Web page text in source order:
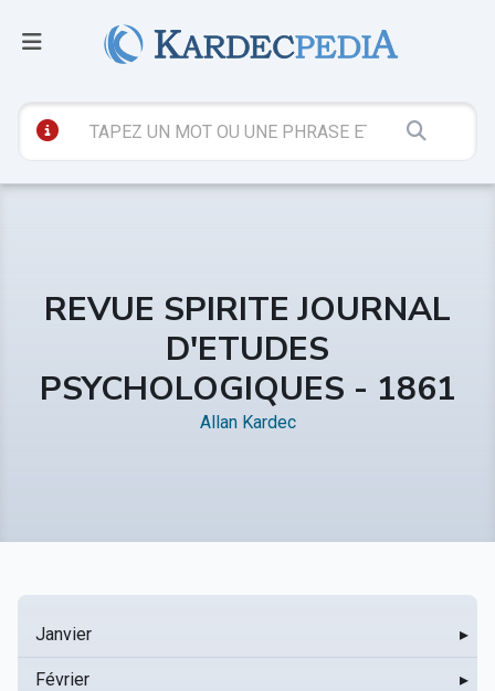
REVUE SPIRITE JOURNAL
D'ETUDES
PSYCHOLOGIQUES - 1861
Allan Kardec
Janvier ▸
Février ▸